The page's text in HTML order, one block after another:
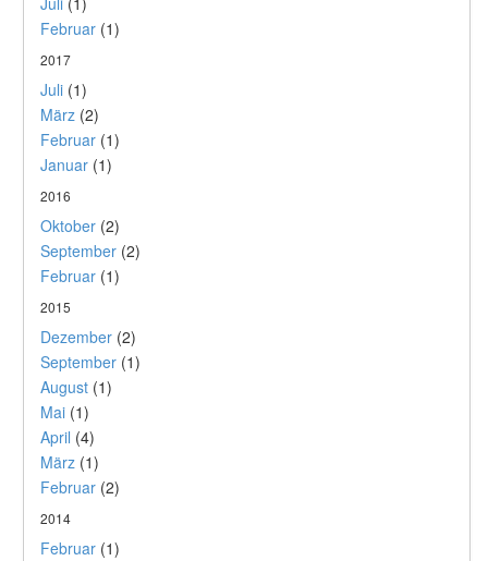
Februar (1)
2017
Juli (1)
März (2)
Februar (1)
Januar (1)
2016
Oktober (2)
September (2)
Februar (1)
2015
Dezember (2)
September (1)
August (1)
Mai (1)
April (4)
März (1)
Februar (2)
2014
Februar (1)